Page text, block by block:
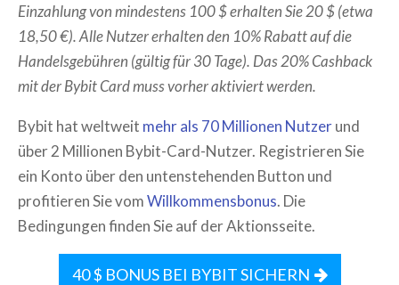
Einzahlung von mindestens 100 $ erhalten Sie 20 $ (etwa
18,50 €). Alle Nutzer erhalten den 10% Rabatt auf die
Handelsgebühren (gültig für 30 Tage). Das 20% Cashback
mit der Bybit Card muss vorher aktiviert werden.
Bybit hat weltweit mehr als 70 Millionen Nutzerund
über 2 Millionen Bybit-Card-Nutzer. Registrieren Sie
ein Konto über den untenstehenden Button und
profitieren Sie vomWillkommensbonus. Die
Bedingungen finden Sie auf der Aktionsseite.
40 $ BONUS BEI BYBIT SICHERN